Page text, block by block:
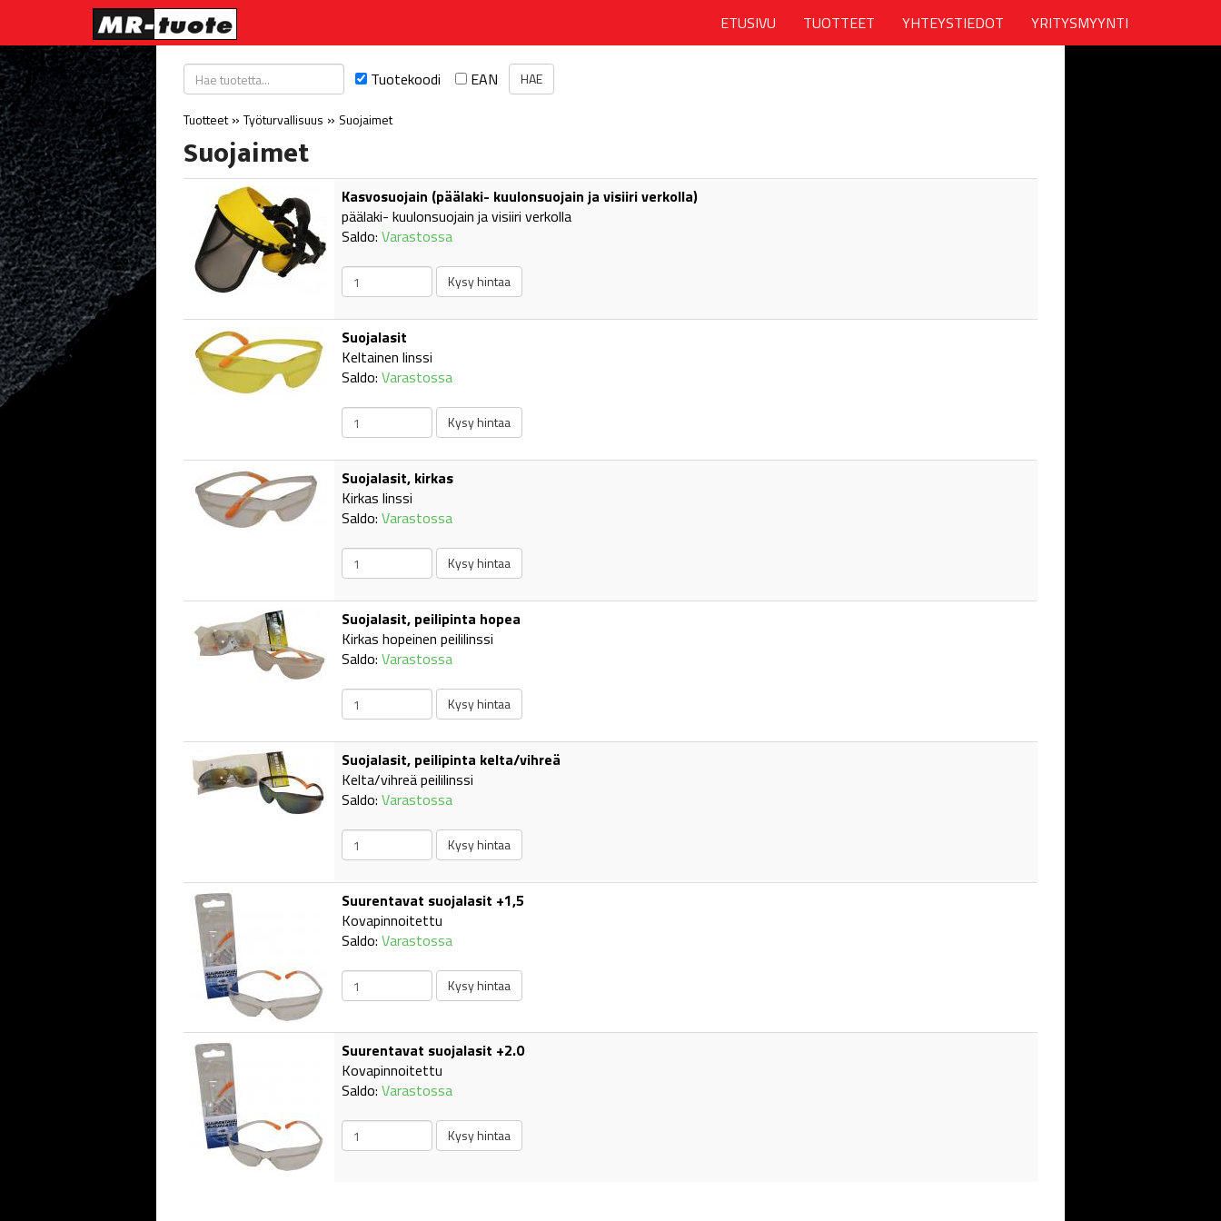
ETUSIVU TUOTTEET YHTEYSTIEDOT YRITYSMYYNTI
Tuotekoodi EAN
Tuotteet» Työturvallisuus » Suojaimet
Suojaimet
Kasvosuojain (päälaki- kuulonsuojain ja visiiri verkolla)
päälaki- kuulonsuojain ja visiiri verkolla
Saldo: Varastossa
Suojalasit
Keltainen linssi
Saldo: Varastossa
Suojalasit, kirkas
Kirkas linssi
Saldo: Varastossa
Suojalasit, peilipinta hopea
Kirkas hopeinen peililinssi
Saldo: Varastossa
Suojalasit, peilipinta kelta/vihreä
Kelta/vihreä peililinssi
Saldo: Varastossa
Suurentavat suojalasit +1,5
Kovapinnoitettu
Saldo: Varastossa
Suurentavat suojalasit +2.0
Kovapinnoitettu
Saldo: Varastossa